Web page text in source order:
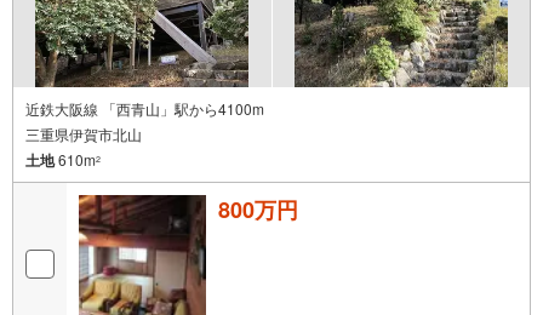
近鉄大阪線 「西青山」駅から4100m
三重県伊賀市北山
土地610m2
800万円